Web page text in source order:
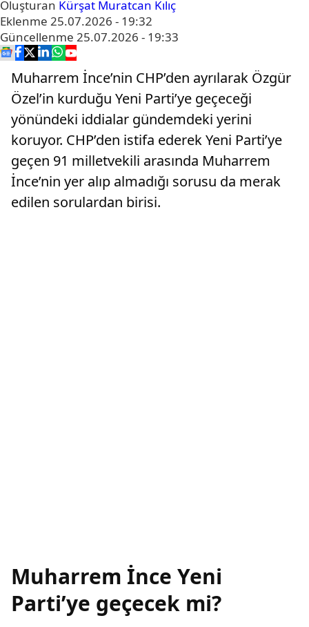
Oluşturan Kürşat Muratcan Kılıç
Eklenme 25.07.2026 - 19:32
Güncellenme 25.07.2026 - 19:33
Muharrem İnce’nin CHP’den ayrılarak Özgür
Özel’in kurduğu Yeni Parti’ye geçeceği
yönündeki iddialar gündemdeki yerini
koruyor. CHP’den istifa ederek Yeni Parti’ye
geçen 91 milletvekili arasında Muharrem
İnce’nin yer alıp almadığı sorusu da merak
edilen sorulardan birisi.
Muharrem İnce Yeni
Parti’ye geçecek mi?